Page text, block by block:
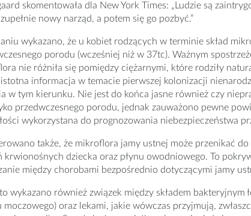
skomentowała dla New York Times: „Ludzie są
nowy narząd, a potem się go pozbyć.”
wykazano, że u kobiet rodzących w terminie skład
porodu (wcześniej niż w 37tc). Ważnym
nie różniła się pomiędzy ciężarnymi, które rodziły
informacja w temacie pierwszej kolonizacji
w tym kierunku. Nie jest do końca jasne również czy
przedwczesnego porodu, jednak zauważono pewne
wykorzystana do prognozowania niebezpieczeństwa
także, że mikroflora jamy ustnej może przenikać
krwionośnych dziecka oraz płynu owodniowego. To
między chorobami bezpośrednio dotyczącymi jamy
wykazano również związek między składem
moczowego) oraz lekami, jakie wówczas przyjmują,